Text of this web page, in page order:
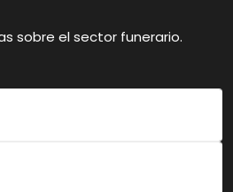
sobre el sector funerario.